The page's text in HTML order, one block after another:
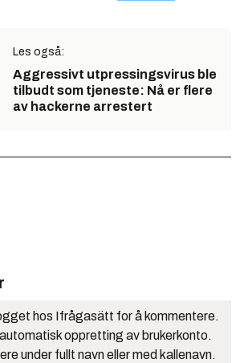
Les også:
Aggressivt utpressingsvirus ble
tilbudt som tjeneste: Nå er flere
av hackerne arrestert
hos Ifrågasätt for å kommentere.
oppretting av brukerkonto.
under fullt navn eller med kallenavn.